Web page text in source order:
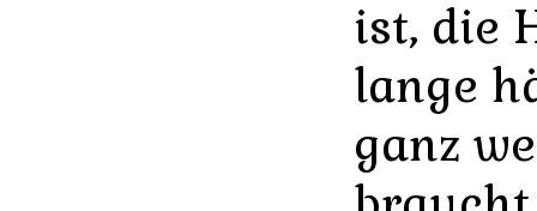
ist, die
lange
ganz